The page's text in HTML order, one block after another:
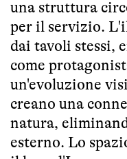
una struttura
per il servizio.
dai tavoli stessi,
come
un'evoluzione
creano una
natura,
esterno. Lo